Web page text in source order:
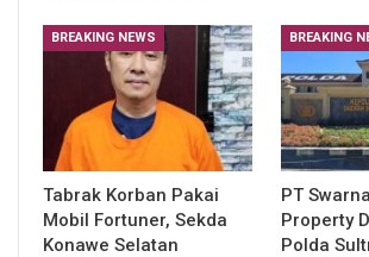
BREAKING NEWS
Tabrak Korban Pakai
Mobil Fortuner, Sekda
Konawe Selatan
BREAKING
PT
Property
Polda